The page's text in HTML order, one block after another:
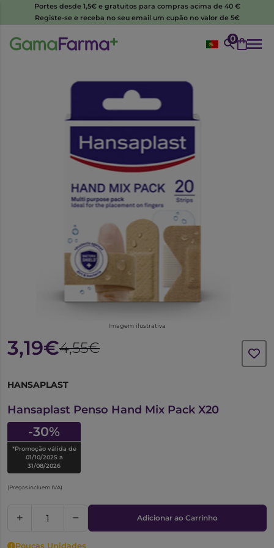
Portes desde 1,5€ e gratuitos para compras acima de 40 €
Registe-se e receba no seu email um cupão no valor de 5€
0
Imagem ilustrativa
3,19€4,55€
HANSAPLAST
Hansaplast Penso Hand Mix Pack X20
-30%
*Promoção válida de
01/10/2025 a
31/08/2026
(Preços incluem IVA)
Adicionar ao Carrinho
Poucas Unidades